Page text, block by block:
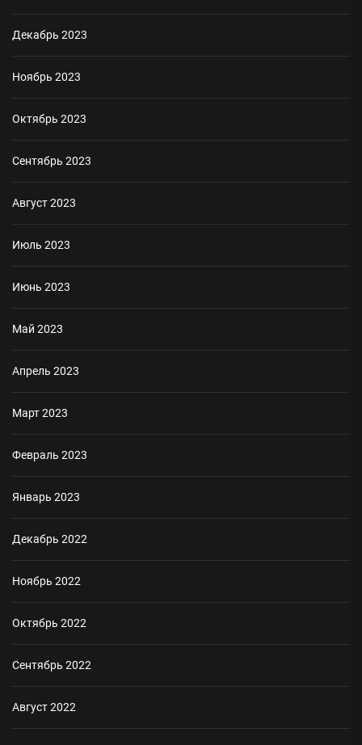
Декабрь 2023
Ноябрь 2023
Октябрь 2023
Сентябрь 2023
Август 2023
Июль 2023
Июнь 2023
Май 2023
Апрель 2023
Март 2023
Февраль 2023
Январь 2023
Декабрь 2022
Ноябрь 2022
Октябрь 2022
Сентябрь 2022
Август 2022